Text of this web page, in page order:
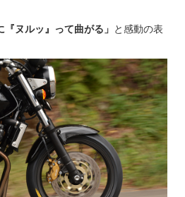
『ヌルッ』って曲がる」 と感動の表